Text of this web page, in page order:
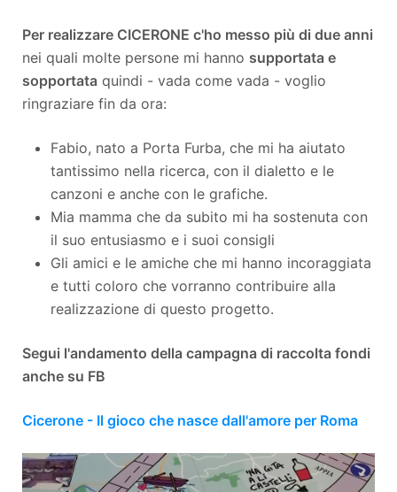
Per realizzare CICERONE c'ho messo più di due anni
nei quali molte persone mi hanno supportata e
sopportata quindi - vada come vada - voglio
ringraziare fin da ora:
Fabio, nato a Porta Furba, che mi ha aiutato
tantissimo nella ricerca, con il dialetto e le
canzoni e anche con le grafiche.
Mia mamma che da subito mi ha sostenuta con
il suo entusiasmo e i suoi consigli
Gli amici e le amiche che mi hanno incoraggiata
e tutti coloro che vorranno contribuire alla
realizzazione di questo progetto.
Segui l'andamento della campagna di raccolta fondi
anche su FB
Cicerone - Il gioco che nasce dall'amore per Roma